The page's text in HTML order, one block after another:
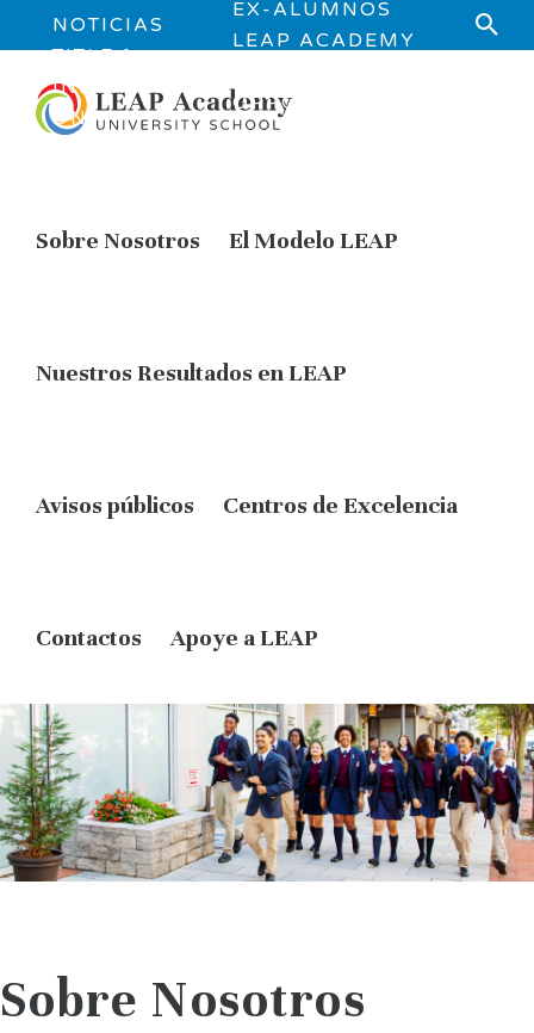
NOTICIAS
TITLE 1
INFORMATI
ON
EX-ALUMNOS
LEAP ACADEMY
OPPORTUNITIES
Sobre Nosotros El Modelo LEAP
Nuestros Resultados en LEAP
Avisos públicos Centros de Excelencia
Contactos Apoye a LEAP
Sobre Nosotros